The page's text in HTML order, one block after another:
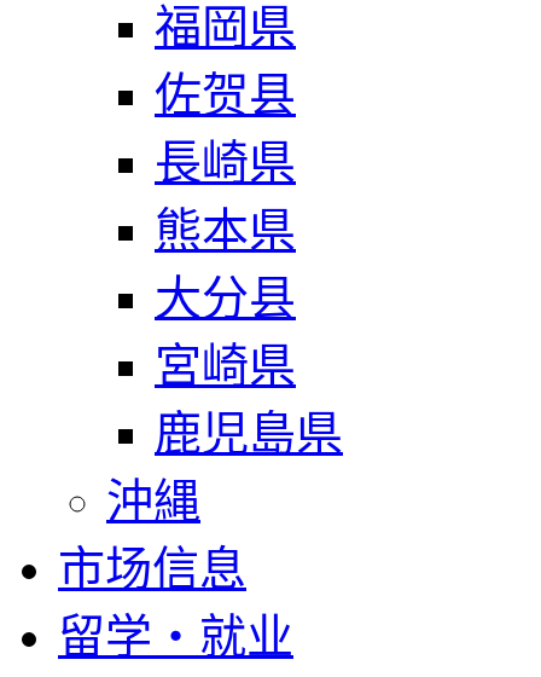
福岡県
佐贺县
長崎県
熊本県
大分县
宮崎県
鹿児島県
沖縄
市场信息
留学・就业